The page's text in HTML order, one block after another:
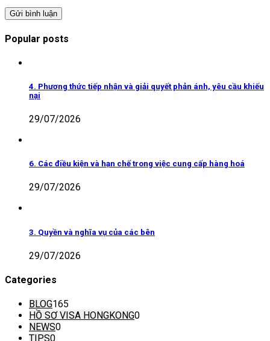
Popular posts
4. Phương thức tiếp nhận và giải quyết phản ánh, yêu cầu khiếu
nại
29/07/2026
6. Các điều kiện và hạn chế trong việc cung cấp hàng hoá
29/07/2026
3. Quyền và nghĩa vụ của các bên
29/07/2026
Categories
BLOG165
HỒ SƠ VISA HONGKONG0
NEWS0
TIPS0